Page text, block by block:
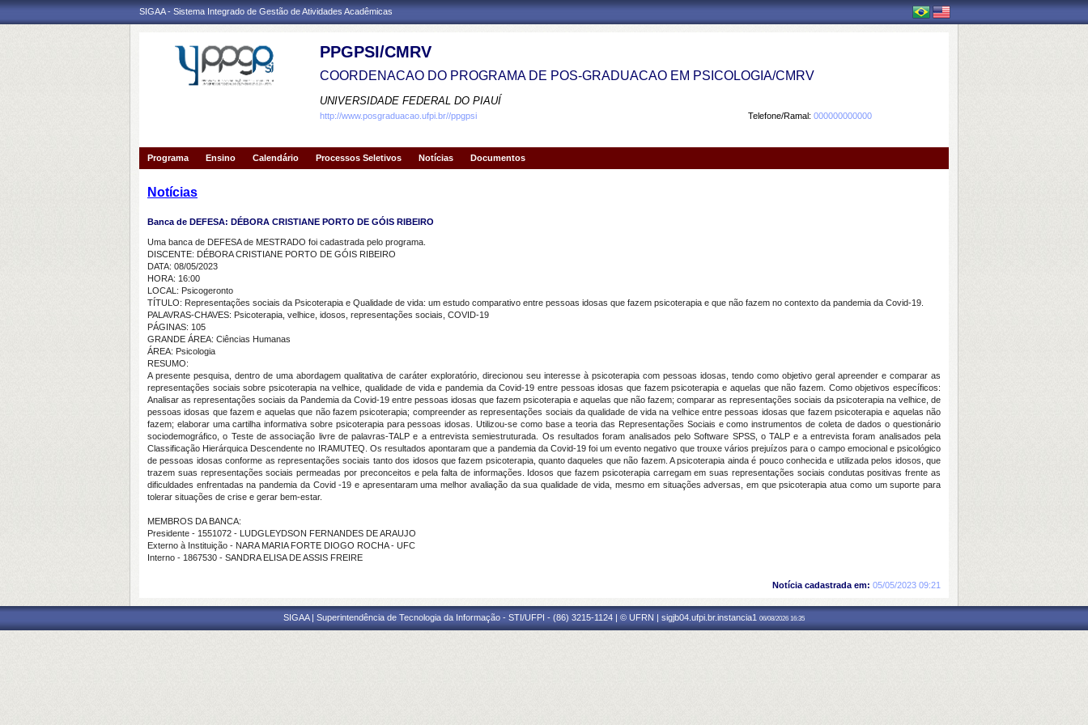
SIGAA - Sistema Integrado de Gestão de Atividades Acadêmicas
PPGPSI/CMRV
COORDENACAO DO PROGRAMA DE POS-GRADUACAO EM PSICOLOGIA/CMRV
UNIVERSIDADE FEDERAL DO PIAUÍ
Telefone/Ramal: 000000000000
http://www.posgraduacao.ufpi.br//ppgpsi
Programa Ensino Calendário Processos Seletivos Notícias Documentos
Notícias
Banca de DEFESA: DÉBORA CRISTIANE PORTO DE GÓIS RIBEIRO
Uma banca de DEFESA de MESTRADO foi cadastrada pelo programa.
DISCENTE: DÉBORA CRISTIANE PORTO DE GÓIS RIBEIRO
DATA: 08/05/2023
HORA: 16:00
LOCAL: Psicogeronto
TÍTULO: Representações sociais da Psicoterapia e Qualidade de vida: um estudo comparativo entre pessoas idosas que fazem psicoterapia e que não fazem no contexto da pandemia da Covid-19.
PALAVRAS-CHAVES: Psicoterapia, velhice, idosos, representações sociais, COVID-19
PÁGINAS: 105
GRANDE ÁREA: Ciências Humanas
ÁREA: Psicologia
RESUMO:
A presente pesquisa, dentro de uma abordagem qualitativa de caráter exploratório, direcionou seu interesse à psicoterapia com pessoas idosas, tendo como objetivo geral apreender e comparar as
representações sociais sobre psicoterapia na velhice, qualidade de vida e pandemia da Covid-19 entre pessoas idosas que fazem psicoterapia e aquelas que não fazem. Como objetivos específicos:
Analisar as representações sociais da Pandemia da Covid-19 entre pessoas idosas que fazem psicoterapia e aquelas que não fazem; comparar as representações sociais da psicoterapia na velhice, de
pessoas idosas que fazem e aquelas que não fazem psicoterapia; compreender as representações sociais da qualidade de vida na velhice entre pessoas idosas que fazem psicoterapia e aquelas não
fazem; elaborar uma cartilha informativa sobre psicoterapia para pessoas idosas. Utilizou-se como base a teoria das Representações Sociais e como instrumentos de coleta de dados o questionário
sociodemográfico, o Teste de associação livre de palavras-TALP e a entrevista semiestruturada. Os resultados foram analisados pelo Software SPSS, o TALP e a entrevista foram analisados pela
Classificação Hierárquica Descendente no IRAMUTEQ. Os resultados apontaram que a pandemia da Covid-19 foi um evento negativo que trouxe vários prejuízos para o campo emocional e psicológico
de pessoas idosas conforme as representações sociais tanto dos idosos que fazem psicoterapia, quanto daqueles que não fazem. A psicoterapia ainda é pouco conhecida e utilizada pelos idosos, que
trazem suas representações sociais permeadas por preconceitos e pela falta de informações. Idosos que fazem psicoterapia carregam em suas representações sociais condutas positivas frente as
dificuldades enfrentadas na pandemia da Covid -19 e apresentaram uma melhor avaliação da sua qualidade de vida, mesmo em situações adversas, em que psicoterapia atua como um suporte para
tolerar situações de crise e gerar bem-estar.
MEMBROS DA BANCA:
Presidente - 1551072 - LUDGLEYDSON FERNANDES DE ARAUJO
Externo à Instituição - NARA MARIA FORTE DIOGO ROCHA - UFC
Interno - 1867530 - SANDRA ELISA DE ASSIS FREIRE
Notícia cadastrada em: 05/05/2023 09:21
SIGAA | Superintendência de Tecnologia da Informação - STI/UFPI - (86) 3215-1124 | © UFRN | sigjb04.ufpi.br.instancia1 06/08/2026 16:35